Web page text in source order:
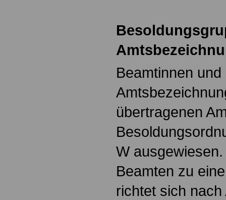
Beamtinnen
übertragenen
W
Beamten zu
richtet sich